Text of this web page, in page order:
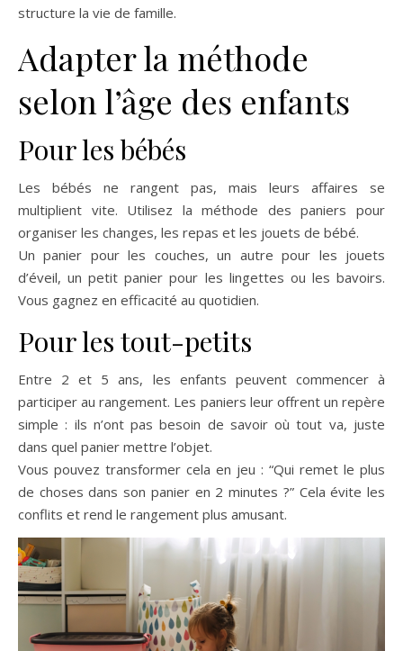
structure la vie de famille.
Adapter la méthode
selon l’âge des enfants
Pour les bébés
Les bébés ne rangent pas, mais leurs affaires se
multiplient vite. Utilisez la méthode des paniers pour
organiser les changes, les repas et les jouets de bébé.
Un panier pour les couches, un autre pour les jouets
d’éveil, un petit panier pour les lingettes ou les bavoirs.
Vous gagnez en efficacité au quotidien.
Pour les tout-petits
Entre 2 et 5 ans, les enfants peuvent commencer à
participer au rangement. Les paniers leur offrent un repère
simple : ils n’ont pas besoin de savoir où tout va, juste
dans quel panier mettre l’objet.
Vous pouvez transformer cela en jeu : “Qui remet le plus
de choses dans son panier en 2 minutes ?” Cela évite les
conflits et rend le rangement plus amusant.